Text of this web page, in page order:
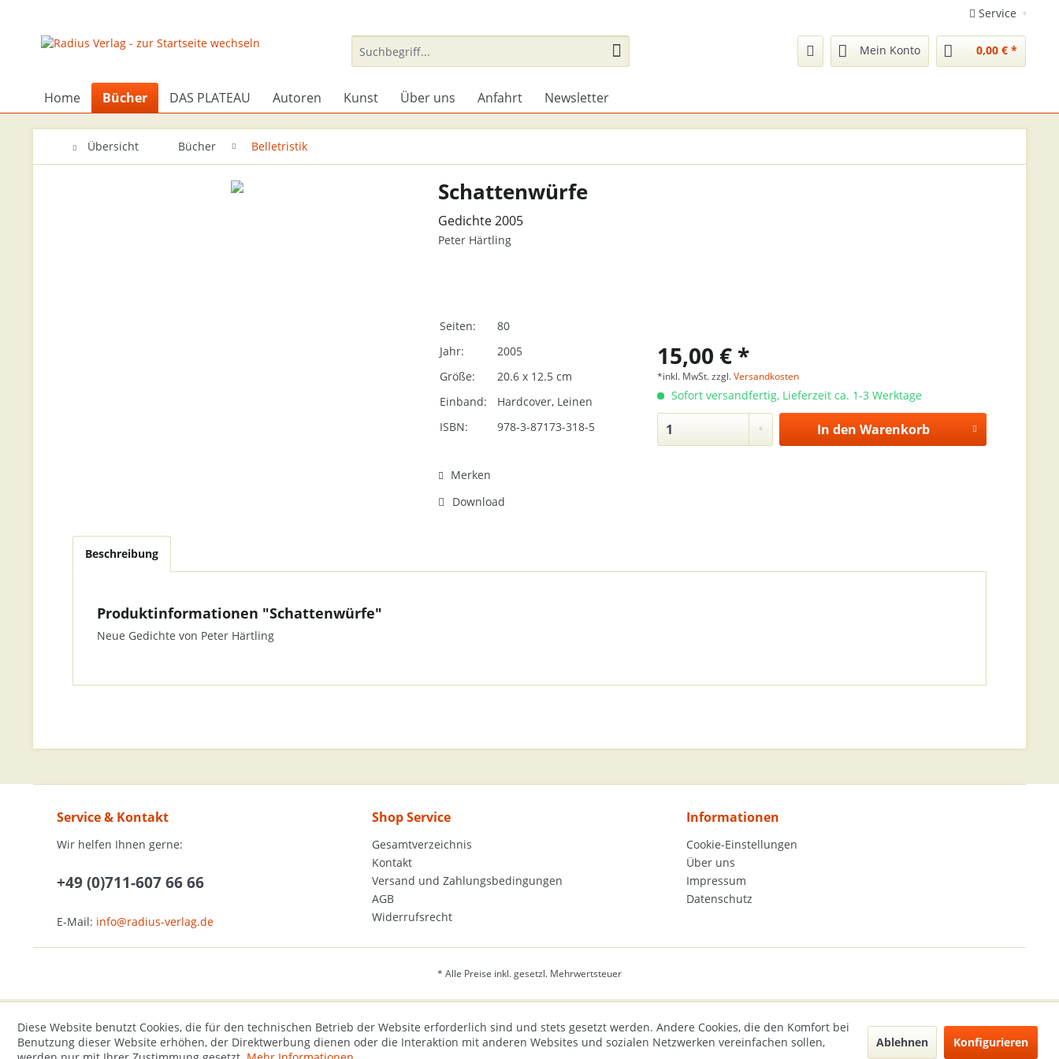
Service
Mein Konto 0,00 € *
Home Bücher DAS PLATEAU Autoren Kunst Über uns Anfahrt Newsletter
Übersicht Bücher Belletristik
Schattenwürfe
Gedichte 2005
Peter Härtling
Seiten:
80
Jahr:
2005
Größe:
20.6 x 12.5 cm
Einband:
Hardcover, Leinen
ISBN:
978-3-87173-318-5
Merken
Download
15,00 € *
*inkl. MwSt. zzgl.Versandkosten
Sofort versandfertig, Lieferzeit ca. 1-3 Werktage
In den Warenkorb
Beschreibung
Produktinformationen "Schattenwürfe"
Neue Gedichte von Peter Härtling
Service & Kontakt
Wir helfen Ihnen gerne:
+49 (0)711-607 66 66
E-Mail: info@radius-verlag.de
Shop Service
Gesamtverzeichnis
Kontakt
Versand und Zahlungsbedingungen
AGB
Widerrufsrecht
Informationen
Cookie-Einstellungen
Über uns
Impressum
Datenschutz
* Alle Preise inkl. gesetzl. Mehrwertsteuer
Diese Website benutzt Cookies, die für den technischen Betrieb der Website erforderlich sind und stets gesetzt werden. Andere Cookies, die den Komfort bei
Benutzung dieser Website erhöhen, der Direktwerbung dienen oder die Interaktion mit anderen Websites und sozialen Netzwerken vereinfachen sollen,
Ablehnen Konfigurieren